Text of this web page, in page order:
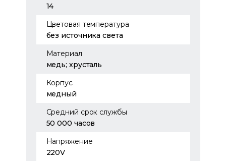
14
Цветовая температура
без источника света
Материал
медь; хрусталь
Корпус
медный
Средний срок службы
50 000 часов
Напряжение
220V